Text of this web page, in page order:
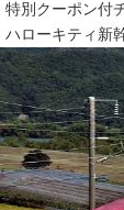
特別クーポン付
ハローキティ新